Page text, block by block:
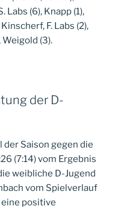
Labs (6), Knapp (1),
F. Labs (2),
Weigold (3).
der D-
Saison gegen die
(7:14) vom Ergebnis
weibliche D-Jugend
vom Spielverlauf
positive